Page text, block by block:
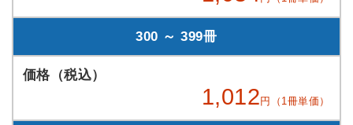
300 ～ 399冊
1,012 円（1冊単価）